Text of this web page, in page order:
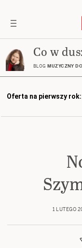
Co w
BLOG MUZYCZNY
Oferta na pierwszy rok:
1 LUTEGO